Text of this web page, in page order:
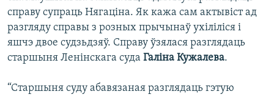
справу супраць Нягаціна. Як кажа сам актывіст ад
разгляду справы з розных прычынаў ухіліліся і
яшчэ двое судзьдзяў. Справу ўзялася разглядаць
старшыня Ленінскага суда Галіна Кужалева.
“Старшыня суду абавязаная разглядаць гэтую